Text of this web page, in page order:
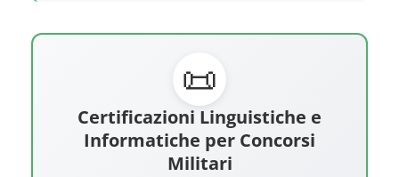
📜
Certificazioni Linguistiche e
Informatiche per Concorsi
Militari